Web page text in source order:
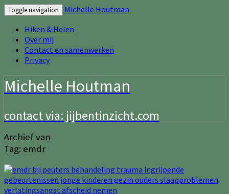
Toggle navigation
Michelle Houtman
Hiken & Helen
Over mij
Contact en samenwerken
Privacy
Michelle Houtman
contact via: jijbentinzicht.com
Archief van
Tag: emdr